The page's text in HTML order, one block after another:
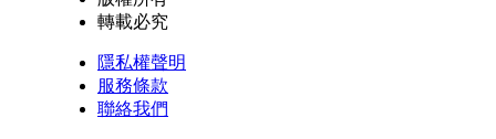
轉載必究
隱私權聲明
服務條款
聯絡我們